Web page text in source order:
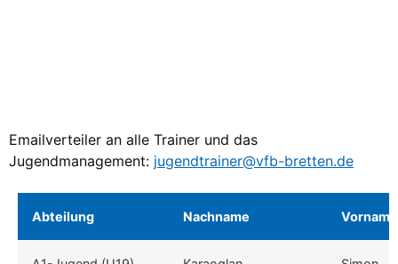
Emailverteiler an alle Trainer und das
Jugendmanagement: jugendtrainer@vfb-bretten.de
Abteilung Nachname Vorname